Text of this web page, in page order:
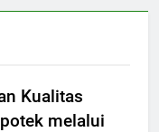
Kualitas
melalui